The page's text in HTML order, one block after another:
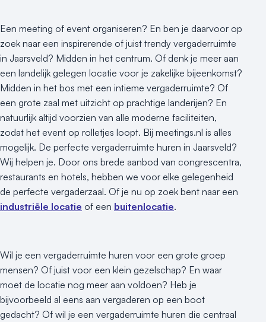
500+ personen
Bijzondere locaties
Buitenlocatie
Duurzame locatie
Groene locatie
Heisessie
Hotel
Hybride events
Industriële locatie
Kasteel en landgoed
Kleine / intieme locatie
Locaties aan zee
Varende locatie
Een meeting of event organiseren? En ben je daarvoor op
zoek naar een inspirerende of juist trendy vergaderruimte
in Jaarsveld? Midden in het centrum. Of denk je meer aan
een landelijk gelegen locatie voor je zakelijke bijeenkomst?
Midden in het bos met een intieme vergaderruimte? Of
een grote zaal met uitzicht op prachtige landerijen? En
natuurlijk altijd voorzien van alle moderne faciliteiten,
zodat het event op rolletjes loopt. Bij meetings.nl is alles
mogelijk. De perfecte vergaderruimte huren in Jaarsveld?
Wij helpen je. Door ons brede aanbod van congrescentra,
restaurants en hotels, hebben we voor elke gelegenheid
de perfecte vergaderzaal. Of je nu op zoek bent naar een
industriële locatie of een buitenlocatie.
Wil je een vergaderruimte huren voor een grote groep
mensen? Of juist voor een klein gezelschap? En waar
moet de locatie nog meer aan voldoen? Heb je
bijvoorbeeld al eens aan vergaderen op een boot
gedacht? Of wil je een vergaderruimte huren die centraal